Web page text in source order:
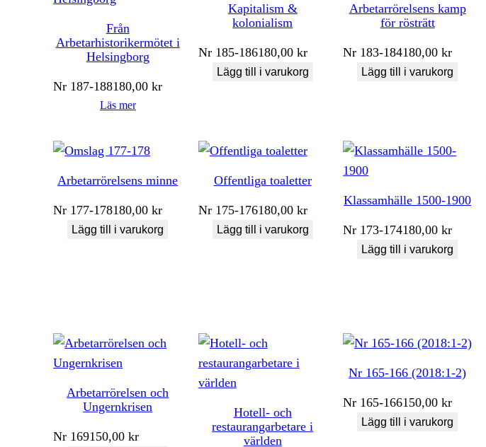
Från
Arbetarhistorikermötet i
Helsingborg
Nr 187-188180,00kr
Läs mer
Kapitalism &
kolonialism
Nr 185-186180,00 kr
Lägg till i varukorg
Arbetarrörelsens kamp
för rösträtt
Nr 183-184180,00kr
Lägg till i varukorg
Arbetarrörelsens minne
Nr 177-178180,00kr
Lägg till i varukorg
Offentliga toaletter
Nr 175-176180,00 kr
Lägg till i varukorg
Klassamhälle 1500-1900
Nr 173-174180,00kr
Lägg till i varukorg
Arbetarrörelsen och
Ungernkrisen
Nr 169150,00kr
Hotell- och
restaurangarbetare i
världen
Nr 165-166 (2018:1-2)
Nr 165-166150,00kr
Lägg till i varukorg